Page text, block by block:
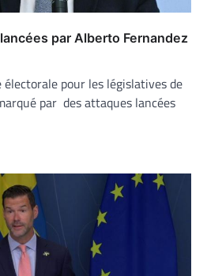
par Alberto Fernandez
électorale pour les législatives de
par des attaques lancées